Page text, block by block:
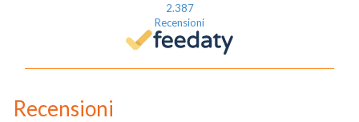
2.387
Recensioni
Recensioni